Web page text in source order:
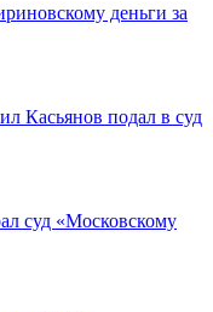
деньги за
Касьянов подал в суд
суд «Московскому